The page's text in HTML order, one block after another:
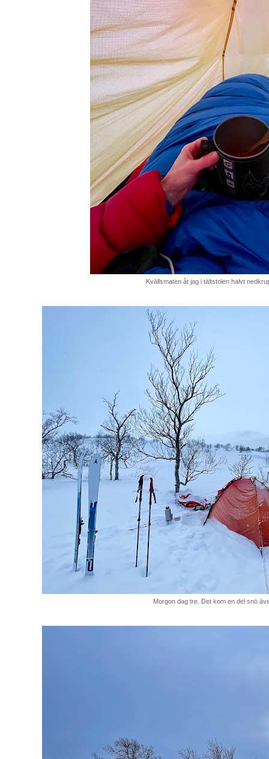
Kvällsmaten åt jag i tältstolen halvt
Morgon dag tre. Det kom en del snö